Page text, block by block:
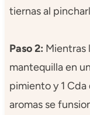
tiernas al
Paso 2: Mientras
mantequilla en
pimiento y 1
aromas se